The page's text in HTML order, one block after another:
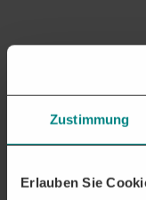
Zustimmung
Erlauben Sie